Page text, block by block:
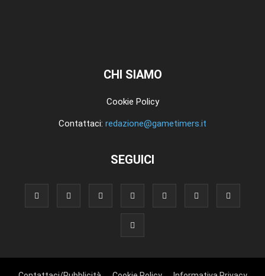
CHI SIAMO
Cookie Policy
Contattaci: redazione@gametimers.it
SEGUICI